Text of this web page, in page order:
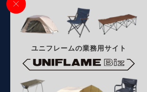
ユニフレームの業務用サイト